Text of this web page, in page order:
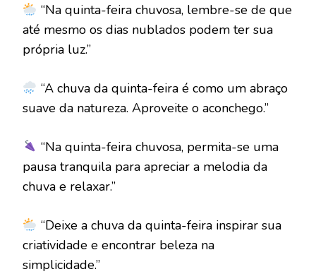
“Na quinta-feira chuvosa, lembre-se de que
até mesmo os dias nublados podem ter sua
própria luz.”
“A chuva da quinta-feira é como um abraço
suave da natureza. Aproveite o aconchego.”
“Na quinta-feira chuvosa, permita-se uma
pausa tranquila para apreciar a melodia da
chuva e relaxar.”
“Deixe a chuva da quinta-feira inspirar sua
criatividade e encontrar beleza na
simplicidade.”